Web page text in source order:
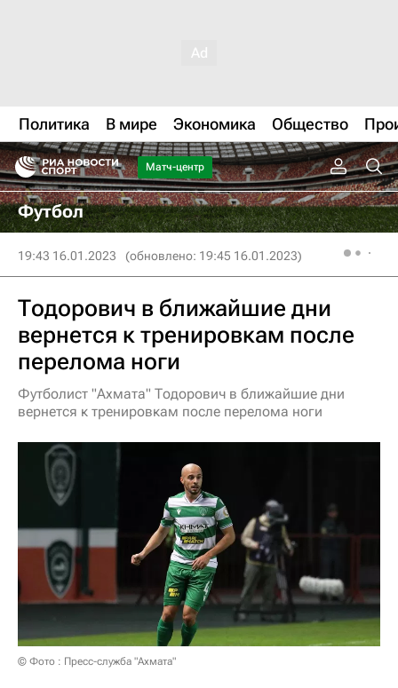
Политика В мире Экономика Общество
Матч-центр
Футбол
19:43 16.01.2023 (обновлено: 19:45 16.01.2023)
Тодорович в ближайшие дни
вернется к тренировкам после
перелома ноги
Футболист "Ахмата" Тодорович в ближайшие дни
вернется к тренировкам после перелома ноги
© Фото : Пресс-служба "Ахмата"